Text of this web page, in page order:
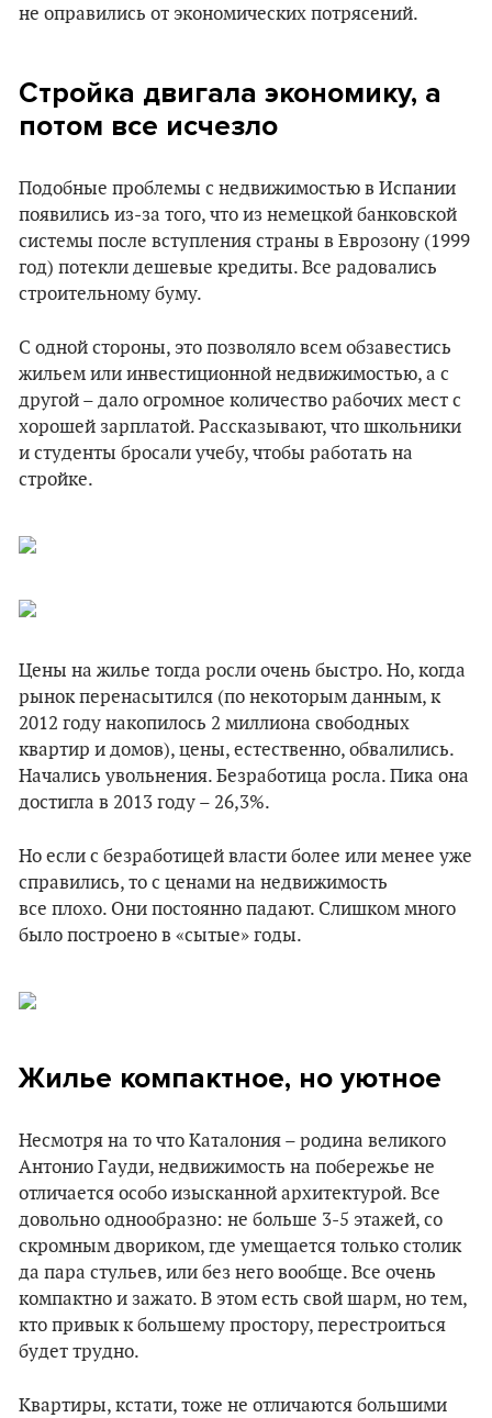
не оправились от экономических потрясений.
Стройка двигала экономику, а
потом все исчезло
Подобные проблемы с недвижимостью в Испании
появились из-за того, что из немецкой банковской
системы после вступления страны в Еврозону (1999
год) потекли дешевые кредиты. Все радовались
строительному буму.
С одной стороны, это позволяло всем обзавестись
жильем или инвестиционной недвижимостью, а с
другой – дало огромное количество рабочих мест с
хорошей зарплатой. Рассказывают, что школьники
и студенты бросали учебу, чтобы работать на
стройке.
Цены на жилье тогда росли очень быстро. Но, когда
рынок перенасытился (по некоторым данным, к
2012 году накопилось 2 миллиона свободных
квартир и домов), цены, естественно, обвалились.
Начались увольнения. Безработица росла. Пика она
достигла в 2013 году – 26,3%.
Но если с безработицей власти более или менее уже
справились, то с ценами на недвижимость
все плохо. Они постоянно падают. Слишком много
было построено в «сытые» годы.
Жилье компактное, но уютное
Несмотря на то что Каталония – родина великого
Антонио Гауди, недвижимость на побережье не
отличается особо изысканной архитектурой. Все
довольно однообразно: не больше 3-5 этажей, со
скромным двориком, где умещается только столик
да пара стульев, или без него вообще. Все очень
компактно и зажато. В этом есть свой шарм, но тем,
кто привык к большему простору, перестроиться
будет трудно.
Квартиры, кстати, тоже не отличаются большими